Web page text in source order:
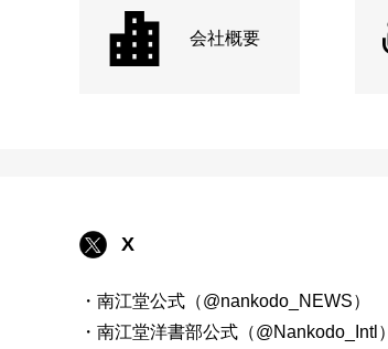
会社概要
X
・南江堂公式（@nankodo_NEWS）
・南江堂洋書部公式（@Nankodo_Intl）